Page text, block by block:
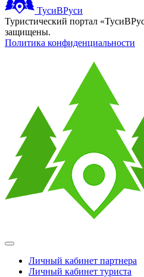
ТусиВРуси
Туристический портал
защищены.
Политика конфиденциальности
Личный кабинет партнера
Личный кабинет туриста